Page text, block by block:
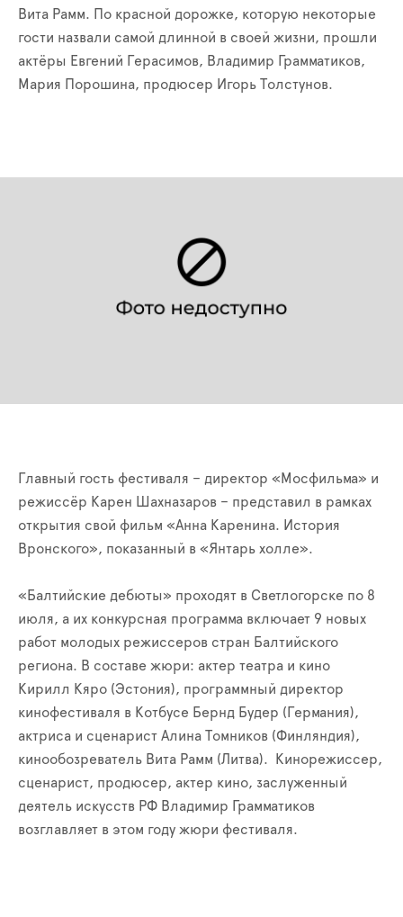
Вита Рамм. По красной дорожке, которую некоторые
гости назвали самой длинной в своей жизни, прошли
актёры Евгений Герасимов, Владимир Грамматиков,
Мария Порошина, продюсер Игорь Толстунов.
Главный гость фестиваля – директор «Мосфильма» и
режиссёр Карен Шахназаров – представил в рамках
открытия свой фильм «Анна Каренина. История
Вронского», показанный в «Янтарь холле».
«Балтийские дебюты» проходят в Светлогорске по 8
июля, а их конкурсная программа включает 9 новых
работ молодых режиссеров стран Балтийского
региона. В составе жюри: актер театра и кино
Кирилл Кяро (Эстония), программный директор
кинофестиваля в Котбусе Бернд Будер (Германия),
актриса и сценарист Алина Томников (Финляндия),
кинообозреватель Вита Рамм (Литва). Кинорежиссер,
сценарист, продюсер, актер кино, заслуженный
деятель искусств РФ Владимир Грамматиков
возглавляет в этом году жюри фестиваля.